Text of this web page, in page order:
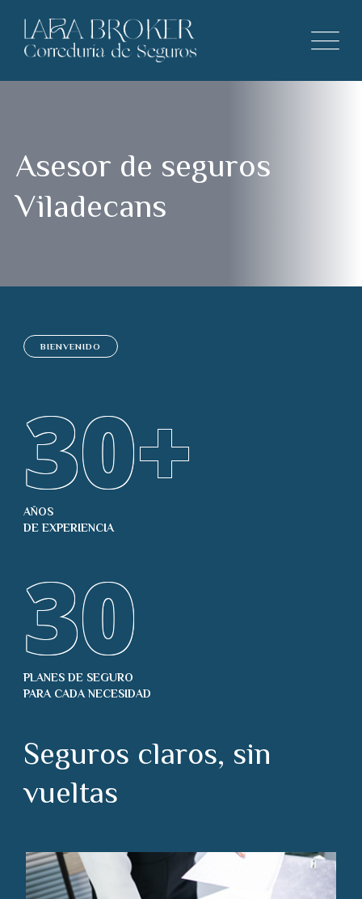
Asesor de seguros
Viladecans
BIENVENIDO
30+
AÑOS
DE EXPERIENCIA
30
PLANES DE SEGURO
PARA CADA NECESIDAD
Seguros claros, sin
vueltas